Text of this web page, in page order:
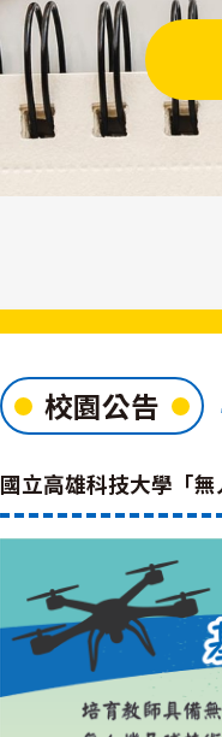
校園公告
國立高雄科技大學「